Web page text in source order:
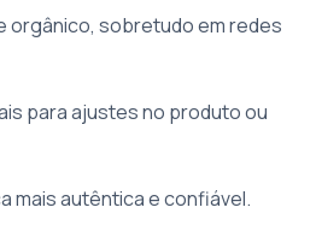
orgânico, sobretudo em redes
para ajustes no produto ou
mais autêntica e confiável.